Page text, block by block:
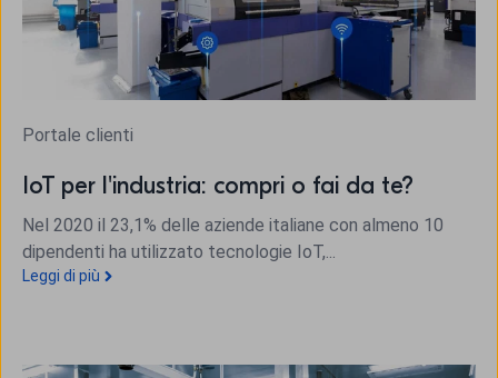
Portale clienti
IoT per l'industria: compri o fai da te?
Nel 2020 il 23,1% delle aziende italiane con almeno 10
dipendenti ha utilizzato tecnologie IoT,...
Leggi di più